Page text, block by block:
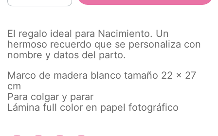
El regalo ideal para Nacimiento. Un
hermoso recuerdo que se personaliza con
nombre y datos del parto.
Marco de madera blanco tamaño 22 x 27
cm
Para colgar y parar
Lámina full color en papel fotográfico